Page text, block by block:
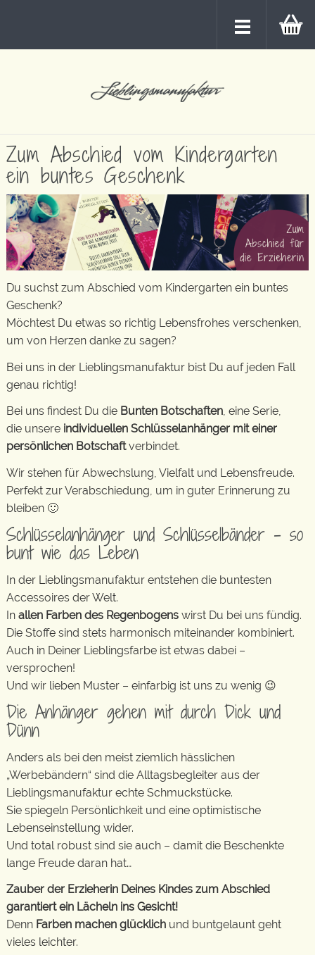
Zum Abschied vom Kindergarten
ein buntes Geschenk
Du suchst zum Abschied vom Kindergarten ein buntes
Geschenk?
Möchtest Du etwas so richtig Lebensfrohes verschenken,
um von Herzen danke zu sagen?
Bei uns in der Lieblingsmanufaktur bist Du auf jeden Fall
genau richtig!
Bei uns findest Du die Bunten Botschaften, eine Serie,
die unsere individuellen Schlüsselanhänger mit einer
persönlichen Botschaftverbindet.
Wir stehen für Abwechslung, Vielfalt und Lebensfreude.
Perfekt zur Verabschiedung, um in guter Erinnerung zu
bleiben 🙂
Schlüsselanhänger und Schlüsselbänder – so
bunt wie das Leben
In der Lieblingsmanufaktur entstehen die buntesten
Accessoires der Welt.
In allen Farben des Regenbogens wirst Du bei uns fündig.
Die Stoffe sind stets harmonisch miteinander kombiniert.
Auch in Deiner Lieblingsfarbe ist etwas dabei –
versprochen!
Und wir lieben Muster – einfarbig ist uns zu wenig 😉
Die Anhänger gehen mit durch Dick und
Dünn
Anders als bei den meist ziemlich hässlichen
„Werbebändern“ sind die Alltagsbegleiter aus der
Lieblingsmanufaktur echte Schmuckstücke.
Sie spiegeln Persönlichkeit und eine optimistische
Lebenseinstellung wider.
Und total robust sind sie auch – damit die Beschenkte
lange Freude daran hat…
Zauber der Erzieherin Deines Kindes zum Abschied
garantiert ein Lächeln ins Gesicht!
Denn Farben machen glücklich und buntgelaunt geht
vieles leichter.